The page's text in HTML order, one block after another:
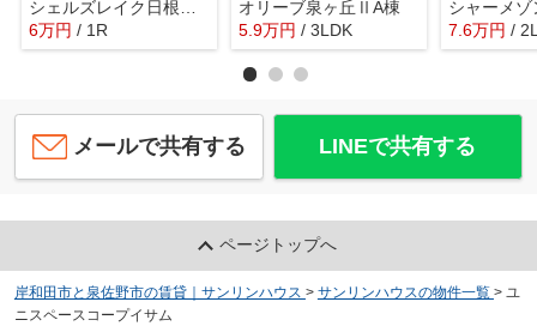
6万円 / 1R
オリーブ泉ヶ丘ⅡA棟
5.9万円 / 3LDK
シャーメ
7.6万円 /
メールで共有する LINEで共有する
ページトップへ
岸和田市と泉佐野市の賃貸｜サンリンハウス > サンリンハウスの物件一覧 > ユ
ニスペースコープイサム